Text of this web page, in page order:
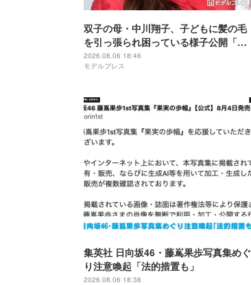
双子の母・中川翔子、子どもに髪の毛
を引っ張られ困っている様子公開「マ
マあるある」「乱れっぷりに笑った」
と反響
2026.08.06 18:46
モデルプレス
集英社 日向坂46・藤嶌果歩写真集めぐ
り注意喚起「法的措置も」
2026.08.06 18:38